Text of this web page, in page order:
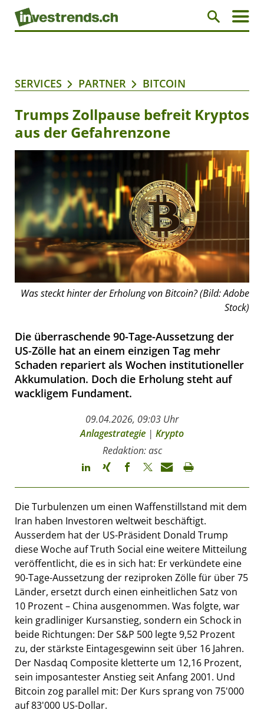
SERVICES PARTNER BITCOIN
Trumps Zollpause befreit Kryptos
aus der Gefahrenzone
Was steckt hinter der Erholung von Bitcoin? (Bild: Adobe
Stock)
Die überraschende 90-Tage-Aussetzung der
US-Zölle hat an einem einzigen Tag mehr
Schaden repariert als Wochen institutioneller
Akkumulation. Doch die Erholung steht auf
wackligem Fundament.
09.04.2026, 09:03 Uhr
Anlagestrategie | Krypto
Redaktion: asc
Die Turbulenzen um einen Waffenstillstand mit dem
Iran haben Investoren weltweit beschäftigt.
Ausserdem hat der US-Präsident Donald Trump
diese Woche auf Truth Social eine weitere Mitteilung
veröffentlicht, die es in sich hat: Er verkündete eine
90-Tage-Aussetzung der reziproken Zölle für über 75
Länder, ersetzt durch einen einheitlichen Satz von
10 Prozent – China ausgenommen. Was folgte, war
kein gradliniger Kursanstieg, sondern ein Schock in
beide Richtungen: Der S&P 500 legte 9,52 Prozent
zu, der stärkste Eintagesgewinn seit über 16 Jahren.
Der Nasdaq Composite kletterte um 12,16 Prozent,
sein imposantester Anstieg seit Anfang 2001. Und
Bitcoin zog parallel mit: Der Kurs sprang von 75'000
auf 83'000 US-Dollar.